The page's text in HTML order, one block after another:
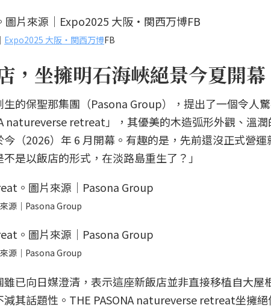
Expo2025 大阪・関西万博FB
，坐擁明石海峽絕景今夏開幕
的保聖那集團（Pasona Group），提出了一個令人
natureverse retreat」，其優美的木造弧形外觀、溫
（2026）年 6 月開幕。有趣的是，先前還沒正式營
是以飯店的形式，在淡路島重生了？」
源｜Pasona Group
源｜Pasona Group
已向日媒澄清，表示這座新飯店並非直接移植自大屋
其話題性。THE PASONA natureverse retreat坐擁